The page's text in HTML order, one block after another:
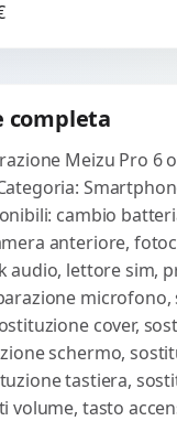
completo con
per...
completa
Meizu Pro 6
cambio
anteriore,
audio, lettore sim,
microfono,
cover,
schermo,
tastiera,
volume, tasto